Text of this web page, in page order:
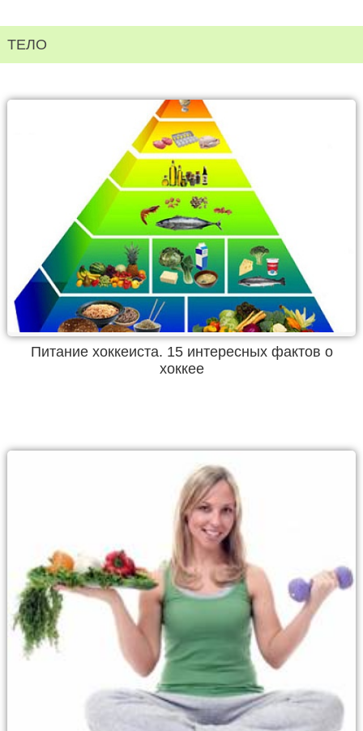
ТЕЛО
Питание хоккеиста. 15 интересных фактов о
хоккее